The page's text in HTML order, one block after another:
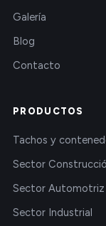
Galería
Blog
Contacto
PRODUCTOS
Tachos y
Sector
Sector Automotriz
Sector Industrial